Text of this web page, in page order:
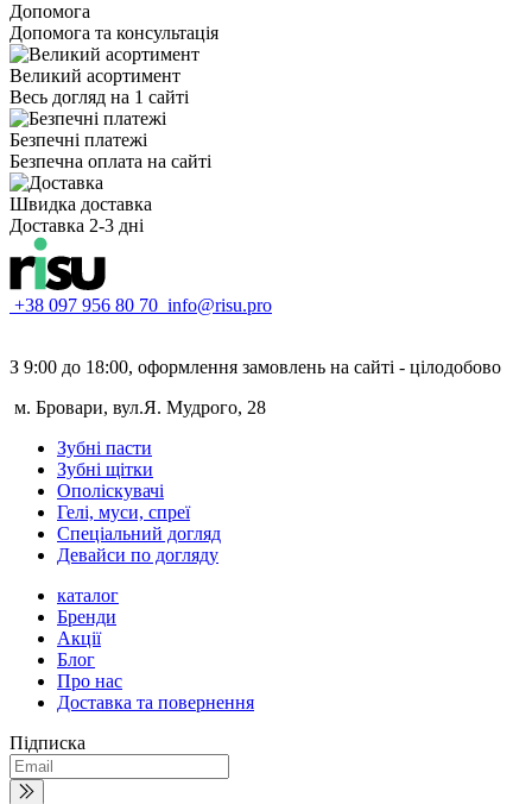
Допомога
Допомога та консультація
Великий асортимент
Весь догляд на 1 сайті
Безпечні платежі
Безпечна оплата на сайті
Швидка доставка
Доставка 2-3 дні
+38 097 956 80 70 info@risu.pro
З 9:00 до 18:00, оформлення замовлень на сайті - цілодобово
м. Бровари, вул.Я. Мудрого, 28
Зубні пасти
Зубні щітки
Ополіскувачі
Гелі, муси, спреї
Спеціальний догляд
Девайси по догляду
каталог
Бренди
Акції
Блог
Про нас
Доставка та повернення
Підписка